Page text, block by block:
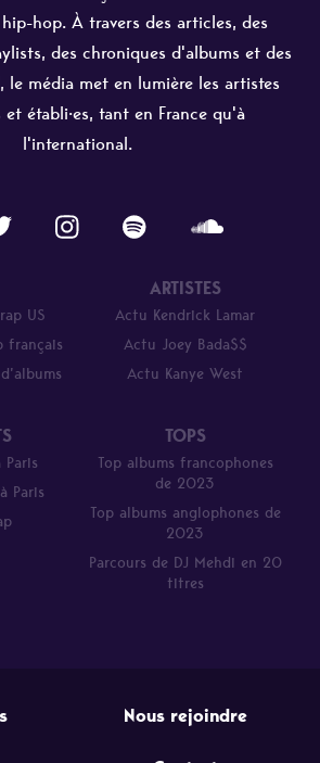
hop. À travers des articles, des
des chroniques d'albums et des
le média met en lumière les artistes
et établi·es, tant en France qu'à
l'international.
US
français
ARTISTES
Actu Kendrick Lamar
Actu Joey Bada$$
Actu Kanye West
Paris
TOPS
Top albums francophones
de 2023
Top albums anglophones de
2023
Parcours de DJ Mehdi en 20
titres
Nous rejoindre